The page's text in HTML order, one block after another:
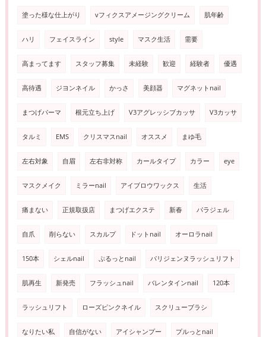
塗った様な仕上がり vフィクスアメージングクリーム 肌年齢
ハリ フェイスライン style マスク生活 需要
高まってます スタッフ募集 未経験 歓迎 経験者 優遇
高待遇 ジヨンネイル かっさ 美顔器 マグネットnail
まつげパーマ 根元立ち上げ V3アグレッシブカッサ V3カッサ
タルミ EMS クリスマスnail オススメ まゆ毛
左右対象 自眉 左右非対称 カールタイプ カラー eye
マスクメイク ミラーnail アイブロウワックス 生活
痛まない 正規取扱店 まつげエクステ 新春 パラジェル
自爪 削らない スカルプ ドットnail オーロラnail
150本 シェルnail ぷるっとnail パリジェンヌラッシュリフト
肌再生 新発売 フラッシュnail バレンタインnail 120本
ラッシュリフト ローズピンクネイル スクリューブラシ
なりたい私 自信がない アイシャンプー プルっとnail